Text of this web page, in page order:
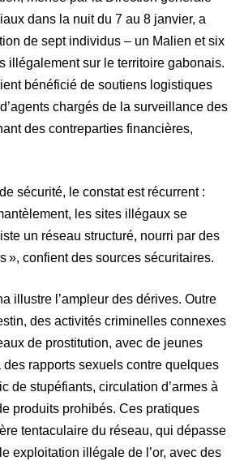
dans la nuit du 7 au 8 janvier, a
de sept individus – un Malien et six
illégalement sur le territoire gabonais.
bénéficié de soutiens logistiques
chargés de la surveillance des
des contreparties financières,
sécurité, le constat est récurrent :
les sites illégaux se
un réseau structuré, nourri par des
», confient des sources sécuritaires.
illustre l’ampleur des dérives. Outre
des activités criminelles connexes
de prostitution, avec de jeunes
rapports sexuels contre quelques
de stupéfiants, circulation d’armes à
produits prohibés. Ces pratiques
tentaculaire du réseau, qui dépasse
exploitation illégale de l’or, avec des